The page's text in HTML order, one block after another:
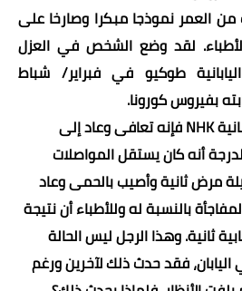
العمر نموذجا مبكرا وصارخا على
لقد وضع الشخص في العزل
طوكيو في فبراير/ شباط
بفيروس كورونا.
NHK
فإنه تعافى وعاد إلى
أنه كان يستقل المواصلات
مرض ثانية وأصيب بالحمى وعاد
بالنسبة له وللأطباء أن نتيجة
ثانية. وهذا الرجل ليس الحالة
فقد حدث ذلك لآخرين ورغم